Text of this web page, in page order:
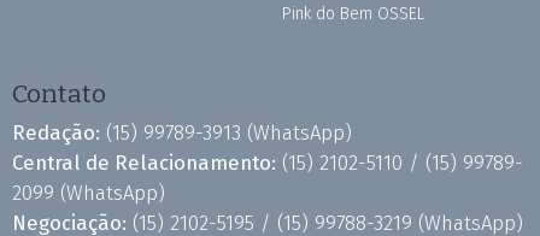
Pink do Bem OSSEL
Contato
Redação: (15) 99789-3913 (WhatsApp)
Central de Relacionamento: (15) 2102-5110 / (15) 99789-
2099 (WhatsApp)
Negociação: (15) 2102-5195 / (15) 99788-3219 (WhatsApp)